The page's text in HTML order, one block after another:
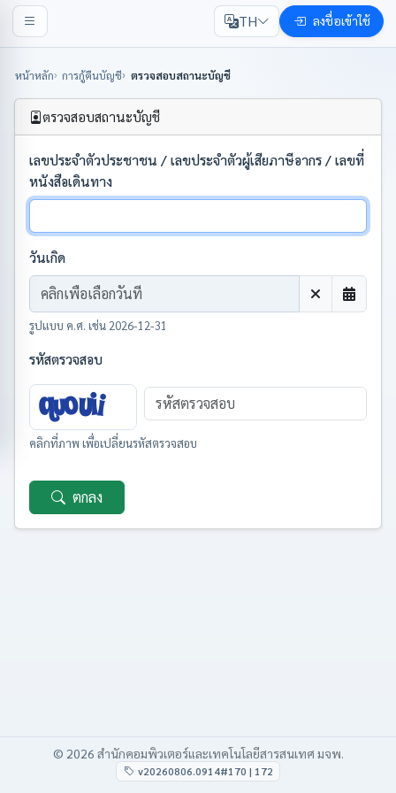
TH ลงชื่อเข้าใช้
หน้าหลัก การกู้คืนบัญชี ตรวจสอบสถานะบัญชี
ตรวจสอบสถานะบัญชี
เลขประจำตัวประชาชน / เลขประจำตัวผู้เสียภาษีอากร / เลขที่
หนังสือเดินทาง
วันเกิด
รูปแบบ ค.ศ. เช่น 2026-12-31
รหัสตรวจสอบ
คลิกที่ภาพ เพื่อเปลี่ยนรหัสตรวจสอบ
ตกลง
© 2026 สำนักคอมพิวเตอร์และเทคโนโลยีสารสนเทศ มจพ.
v20260806.0914#170 | 172